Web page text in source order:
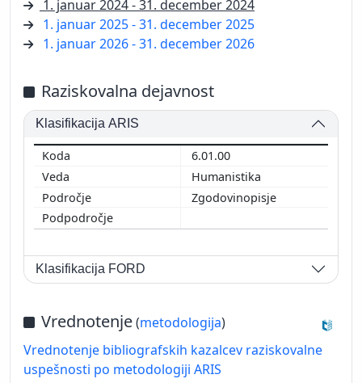
1. januar 2024 - 31. december 2024
1. januar 2025 - 31. december 2025
1. januar 2026 - 31. december 2026
Raziskovalna dejavnost
Klasifikacija ARIS
6.01.00
Humanistika
Zgodovinopisje
Klasifikacija FORD
Vrednotenje(metodologija)
Vrednotenje bibliografskih kazalcev raziskovalne
uspešnosti po metodologiji ARIS